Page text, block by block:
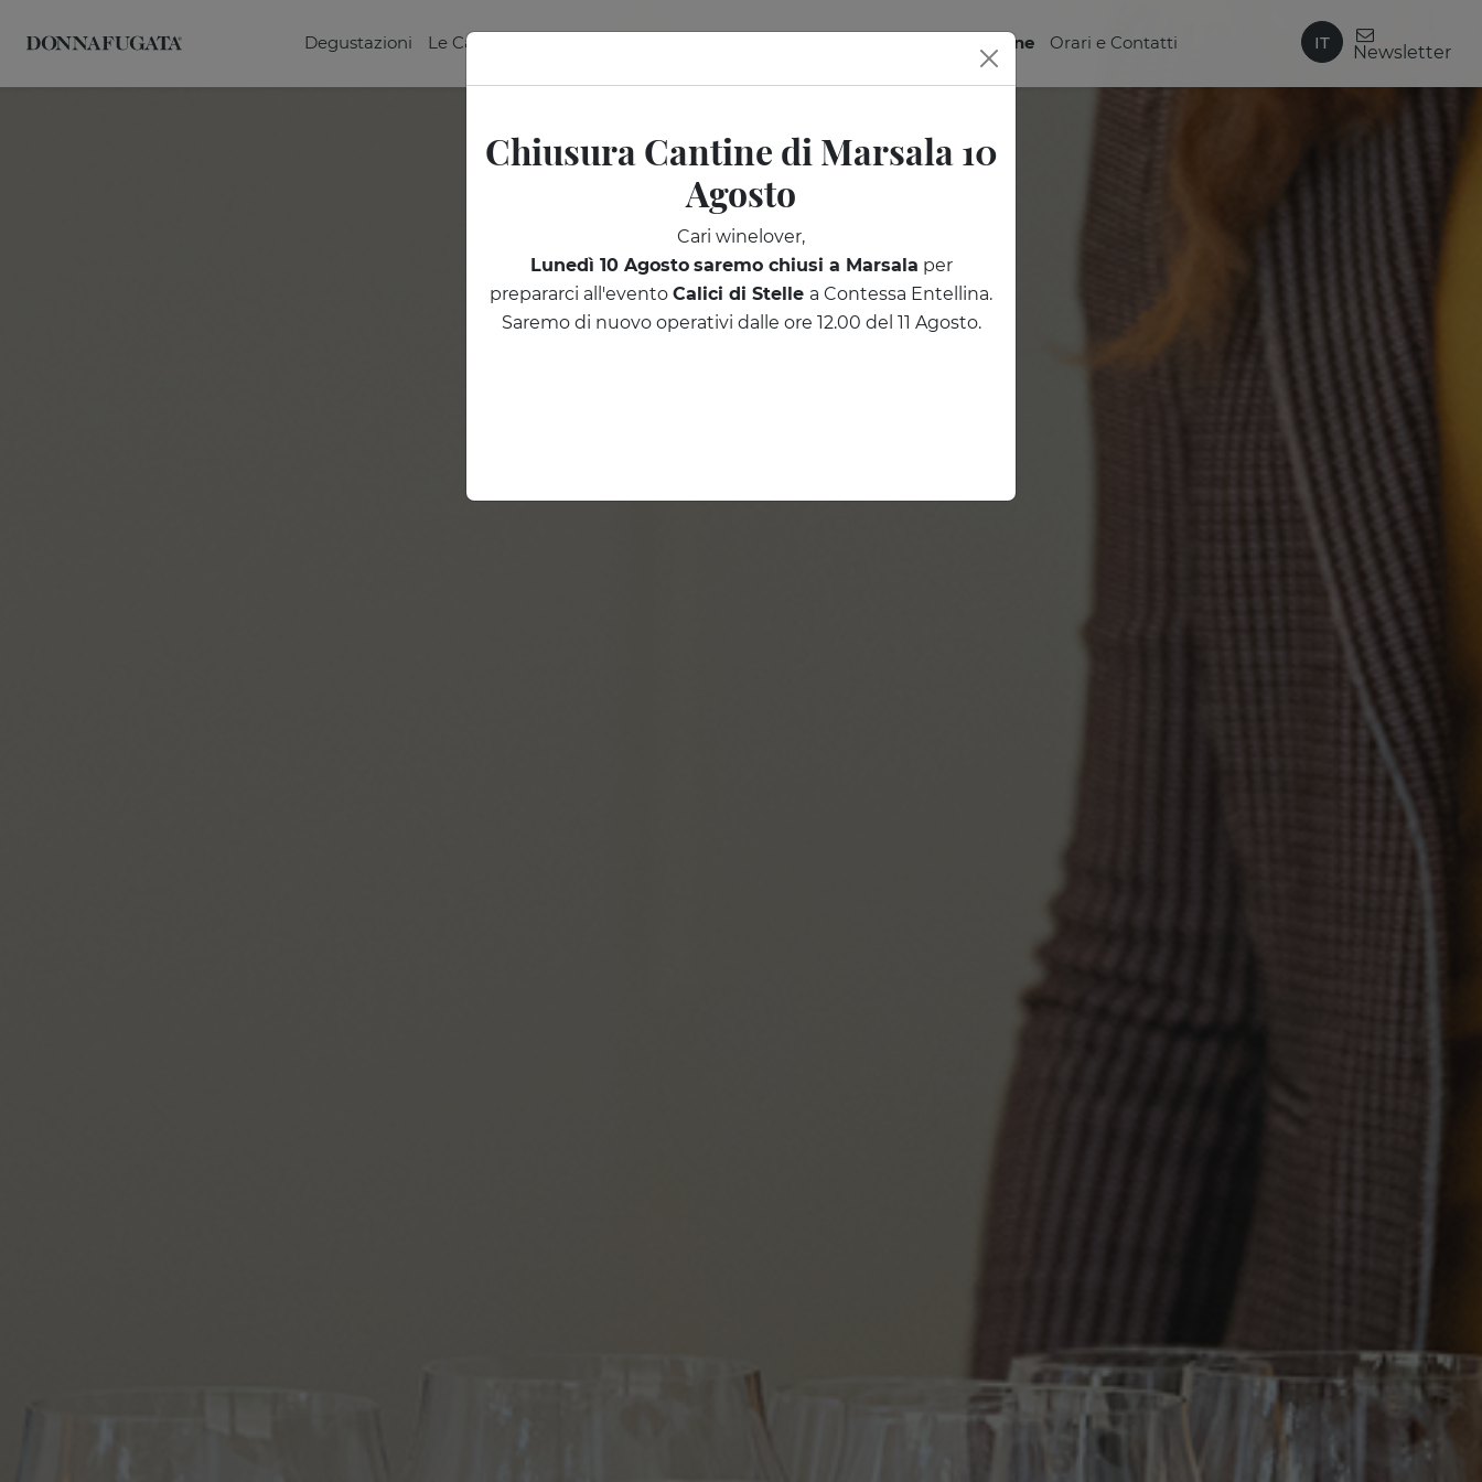
IT Newsletter
Degustazioni Le Cantine Regala una degustazione Orari e Contatti
Chiusura Cantine di Marsala 10
Agosto
Cari winelover,
Lunedì 10 Agosto saremo chiusi a Marsala per
prepararci all'evento Calici di Stelle a Contessa Entellina.
Saremo di nuovo operativi dalle ore 12.00 del 11 Agosto.